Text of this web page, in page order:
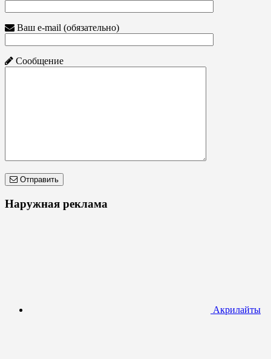
Ваш e-mail (обязательно)
Сообщение
Отправить
Наружная реклама
Акрилайты